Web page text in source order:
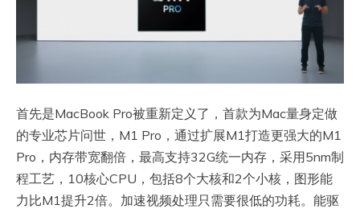
首先是MacBook Pro被重新定义了，首款为Mac量身定做
的专业芯片问世，M1 Pro，通过扩展M1打造更强大的M1
Pro，内存带宽翻倍，最高支持32G统一内存，采用5nm制
程工艺，10核心CPU，包括8个大核和2个小核，图形能
力比M1提升2倍。加速视频处理只需要很低的功耗。能驱